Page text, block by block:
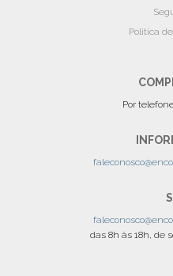
Politica
Por
das 8h às 18h, de